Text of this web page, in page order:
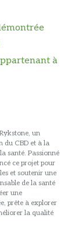
à
un
du CBD et à la
santé. Passionné
ce projet pour
et soutenir une
de la santé
une
prête à explorer
la qualité